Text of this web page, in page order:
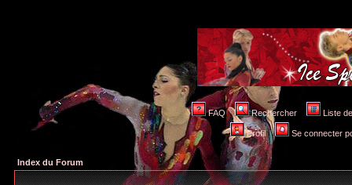
FAQ Rechercher Liste
Profil Se connecter
Index du Forum